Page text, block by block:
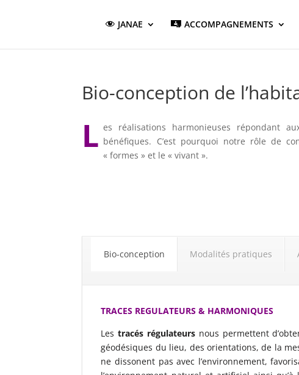
JANAE ACCOMPAGNEMENTS
Bio-conception de
L es réalisations harmonieuses répondant
bénéfiques. C’est pourquoi notre rôle de
« formes » et le « vivant ».
Bio-conception Modalités pratiques
TRACES REGULATEURS & HARMONIQUES
Lestracés régulateurs nous permettent
géodésiques du lieu, des orientations, de la
ne dissonent pas avec l’environnement,